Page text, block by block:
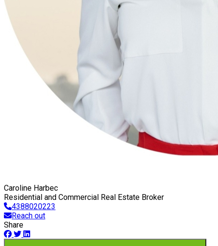
Caroline Harbec
Residential and Commercial Real Estate Broker
4388020223
Reach out
Share